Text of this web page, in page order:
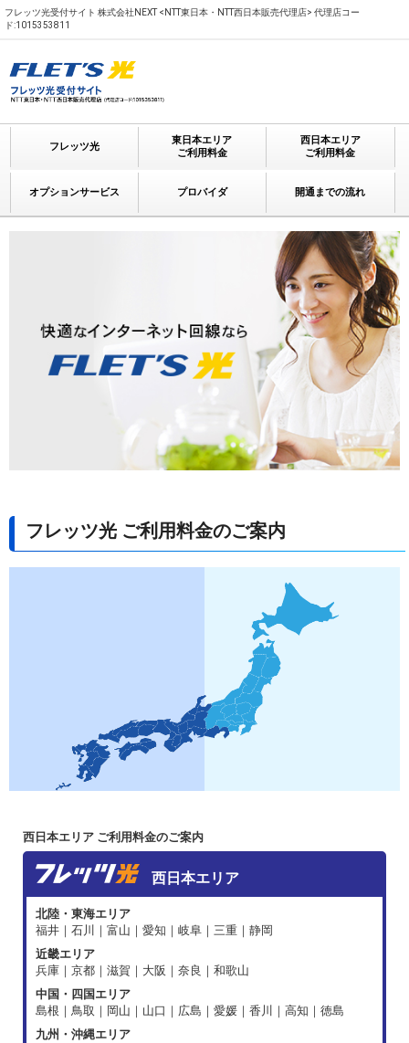
フレッツ光受付サイト 株式会社NEXT <NTT東日本・NTT西日本販売代理店> 代理店コー
ド:1015353811
フレッツ光
東日本エリア
ご利用料金
西日本エリア
ご利用料金
オプションサービス プロバイダ 開通までの流れ
フレッツ光 ご利用料金のご案内
西日本エリア ご利用料金のご案内
西日本エリア
北陸・東海エリア
福井｜石川｜富山｜愛知｜岐阜｜三重｜静岡
近畿エリア
兵庫｜京都｜滋賀｜大阪｜奈良｜和歌山
中国・四国エリア
島根｜鳥取｜岡山｜山口｜広島｜愛媛｜香川｜高知｜徳島
九州・沖縄エリア